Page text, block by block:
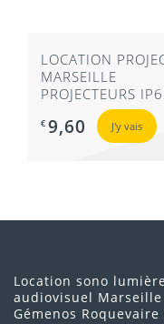
LOCATION
MARSEILLE
PROJECTEURS
€ 9,60 J'y vais
Location sono
audiovisuel
Gémenos